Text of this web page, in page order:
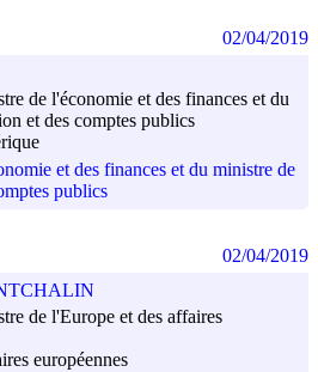
de l'économie et des finances et du
et des comptes publics
et des finances et du ministre de
publics
02/04/2019
de l'Europe et des affaires
européennes
02/04/2019